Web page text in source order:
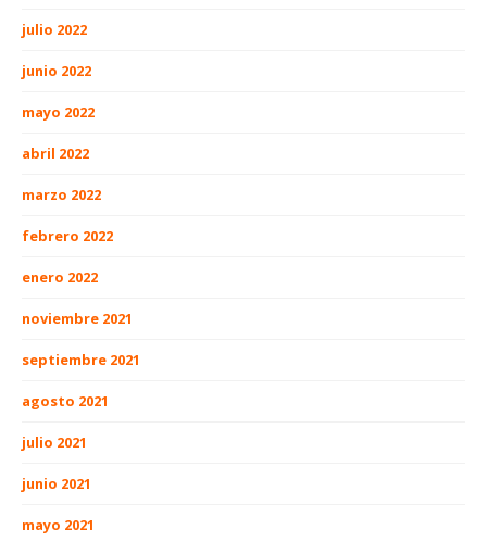
julio 2022
junio 2022
mayo 2022
abril 2022
marzo 2022
febrero 2022
enero 2022
noviembre 2021
septiembre 2021
agosto 2021
julio 2021
junio 2021
mayo 2021